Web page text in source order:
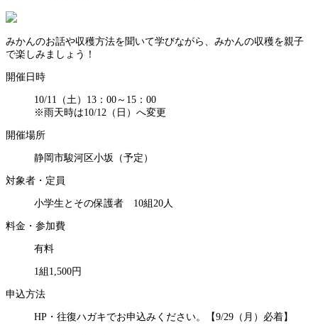
みかんのお話や収穫方法を聞いて学びながら、みかんの収穫を親子
で楽しみましょう！
開催日時
10/11（土）13：00～15：00
※雨天時は10/12（日）へ変更
開催場所
静岡市駿河区小坂（予定）
対象者・定員
小学生とその保護者 10組20人
料金・参加費
有料
1組1,500円
申込方法
HP・往復ハガキでお申込みください。【9/29（月）必着】